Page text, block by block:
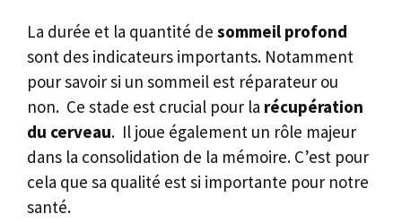
La durée et la quantité de sommeil profond
sont des indicateurs importants. Notamment
pour savoir si un sommeil est réparateur ou
non. Ce stade est crucial pour la récupération
du cerveau. Il joue également un rôle majeur
dans la consolidation de la mémoire. C’est pour
cela que sa qualité est si importante pour notre
santé.